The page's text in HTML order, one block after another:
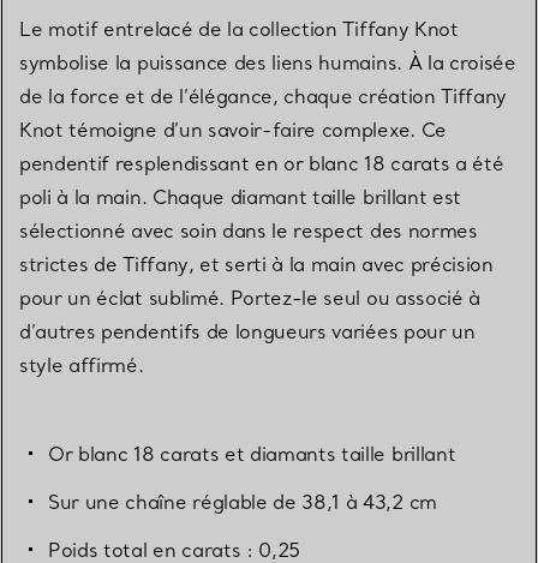
Le motif entrelacé de la collection Tiffany Knot
symbolise la puissance des liens humains. À la croisée
de la force et de l’élégance, chaque création Tiffany
Knot témoigne d’un savoir-faire complexe. Ce
pendentif resplendissant en or blanc 18 carats a été
poli à la main. Chaque diamant taille brillant est
sélectionné avec soin dans le respect des normes
strictes de Tiffany, et serti à la main avec précision
pour un éclat sublimé. Portez-le seul ou associé à
d’autres pendentifs de longueurs variées pour un
style affirmé.
Or blanc 18 carats et diamants taille brillant
Sur une chaîne réglable de 38,1 à 43,2 cm
Poids total en carats : 0,25